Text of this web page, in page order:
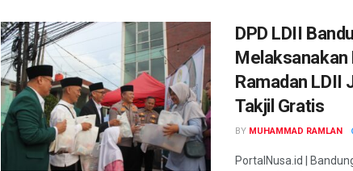
DPD LDII
Melaksanakan
Ramadan LDII
Takjil Gratis
BY MUHAMMAD RAMLAN
PortalNusa.id |